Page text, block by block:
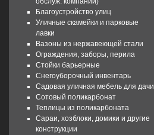
Благоустройство улиц
Уличные скамейки и парковые
лавки
Вазоны из нержавеющей стали
Ограждения, заборы, перила
Стойки барьерные
Снегоуборочный инвентарь
Садовая уличная мебель для дачи
Сотовый поликарбонат
Теплицы из поликарбоната
Сараи, хозблоки, домики и другие
конструкции